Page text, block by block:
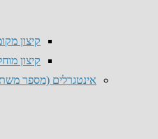
קיצון
קיצון
אינטגרלים (מספר